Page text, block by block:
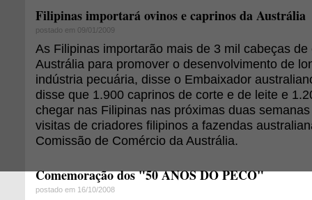
Filipinas importará ovinos e caprinos da Austrália
postado em 09/01/2009
As Filipinas importarão mais de 3 mil cabeças
Austrália para promover o desenvolvimento de
indústria pecuária, disse o Embaixador
disse que 1.900 caprinos de corte e de leite e
chegar nas Filipinas nas próximas duas
visitas de criadores filipinos a fazendas
Comissão de Comércio da Austrália.
Comemoração dos "50 ANOS DO PECO"
postado em 16/10/2008